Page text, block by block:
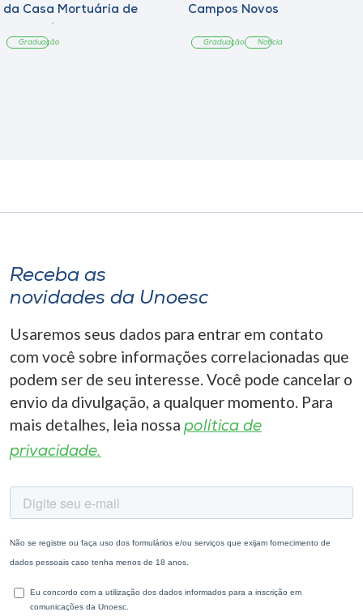
da Casa Mortuária de
Graduação
Campos Novos
Graduação Notícia
Receba as
novidades da Unoesc
Usaremos seus dados para entrar em contato
com você sobre informações correlacionadas que
podem ser de seu interesse. Você pode cancelar o
envio da divulgação, a qualquer momento. Para
mais detalhes, leia nossa política de
privacidade.